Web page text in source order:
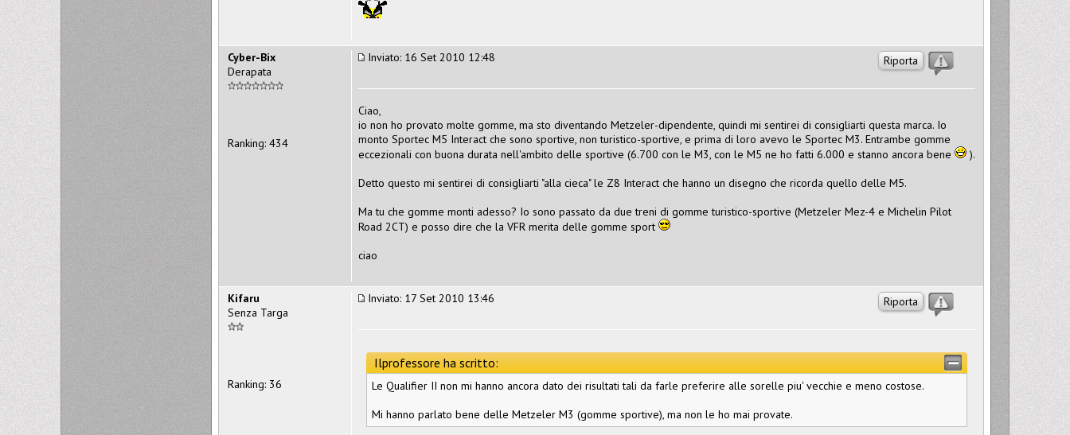
Riporta
Inviato: 16 Set 2010 12:48
Ciao,
io non ho provato molte gomme, ma sto diventando Metzeler-dipendente, quindi mi sentirei di consigliarti questa marca. Io
monto Sportec M5 Interact che sono sportive, non turistico-sportive, e prima di loro avevo le Sportec M3. Entrambe gomme
eccezionali con buona durata nell'ambito delle sportive (6.700 con le M3, con le M5 ne ho fatti 6.000 e stanno ancora bene
).
Detto questo mi sentirei di consigliarti "alla cieca" le Z8 Interact che hanno un disegno che ricorda quello delle M5.
Ma tu che gomme monti adesso? Io sono passato da due treni di gomme turistico-sportive (Metzeler Mez-4 e Michelin Pilot
Road 2CT) e posso dire che la VFR merita delle gomme sport
ciao
Cyber-Bix
Derapata
Ranking: 434
Riporta
Inviato: 17 Set 2010 13:46
Ilprofessore ha scritto:
Le Qualifier II non mi hanno ancora dato dei risultati tali da farle preferire alle sorelle piu' vecchie e meno costose.
Mi hanno parlato bene delle Metzeler M3 (gomme sportive), ma non le ho mai provate.
Kifaru
Senza Targa
Ranking: 36